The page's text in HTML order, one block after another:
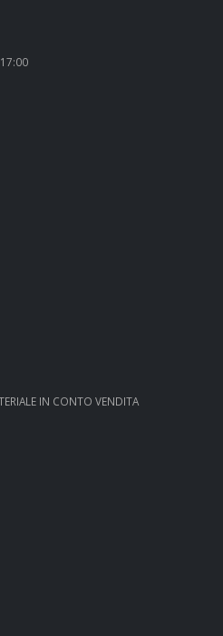
IN CONTO VENDITA